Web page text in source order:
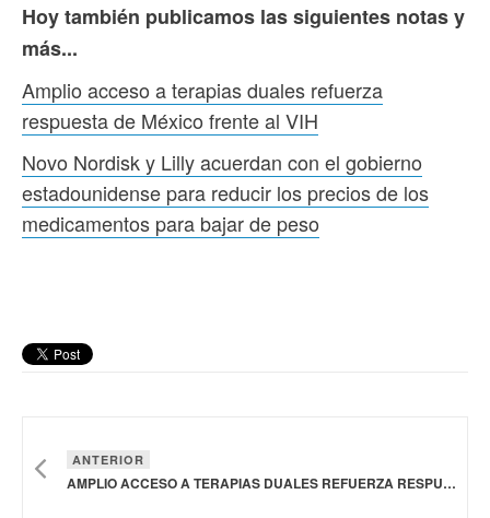
Hoy también publicamos las siguientes notas y
más...
Amplio acceso a terapias duales refuerza
respuesta de México frente al VIH
Novo Nordisk y Lilly acuerdan con el gobierno
estadounidense para reducir los precios de los
medicamentos para bajar de peso
ANTERIOR
AMPLIO ACCESO A TERAPIAS DUALES REFUERZA RESPUESTA DE MÉXICO FRENTE AL VIH